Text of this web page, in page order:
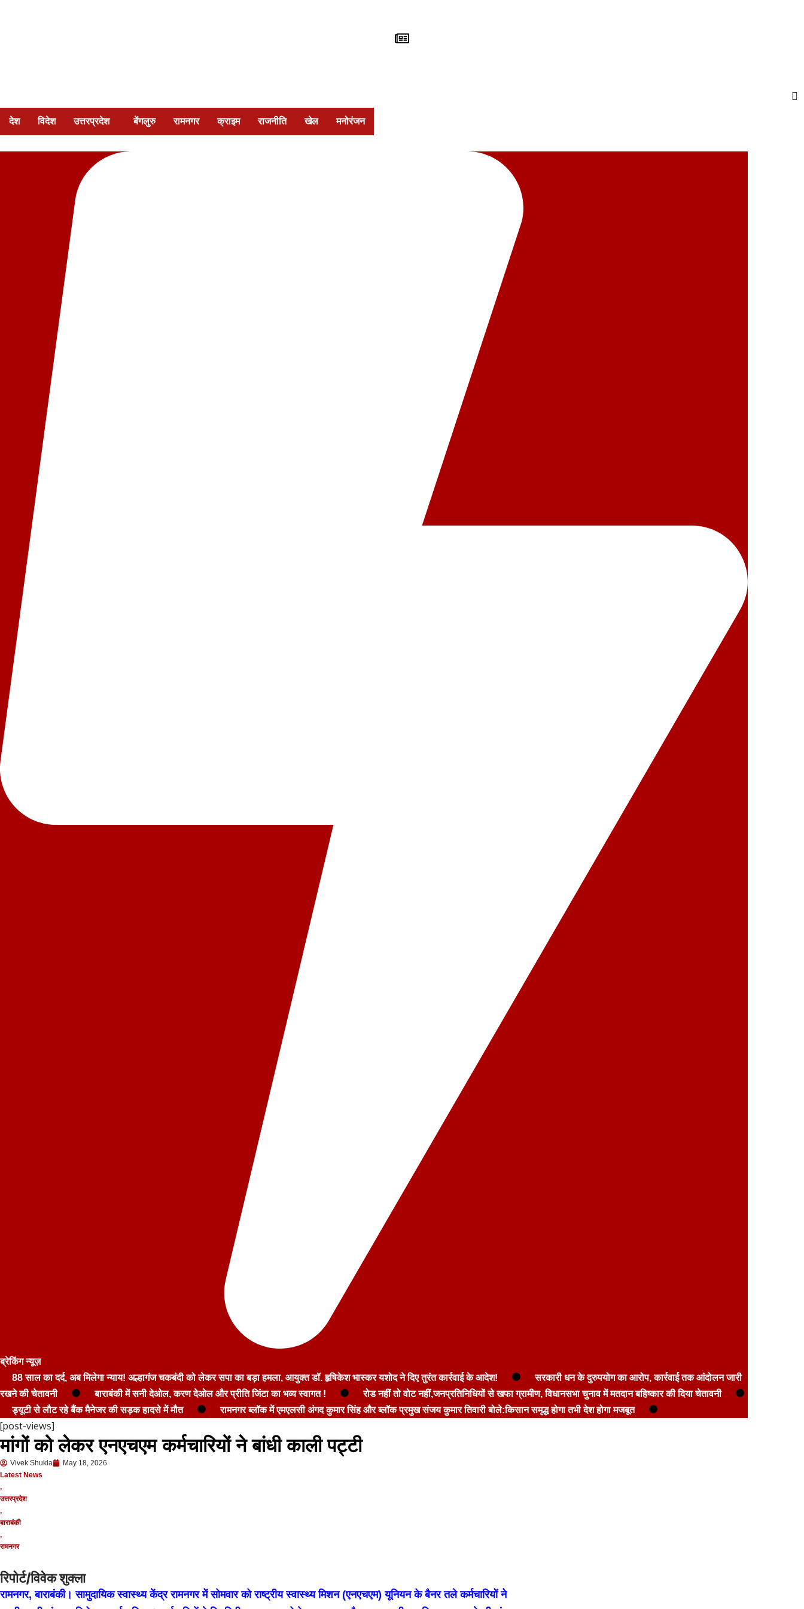
देश विदेश उत्तरप्रदेश बेंगलुरु रामनगर क्राइम राजनीति खेल मनोरंजन
ब्रेकिंग न्यूज़
88 साल का दर्द, अब मिलेगा न्याय! अल्हागंज चकबंदी को लेकर सपा का बड़ा हमला, आयुक्त डॉ. हृषिकेश भास्कर यशोद ने दिए तुरंत कार्रवाई के आदेश!
सरकारी धन के दुरुपयोग का आरोप, कार्रवाई तक आंदोलन जारी
रखने की चेतावनी
बाराबंकी में सनी देओल, करण देओल और प्रीति जिंटा का भव्य स्वागत !
रोड नहीं तो वोट नहीं,जनप्रतिनिधियों से खफा ग्रामीण, विधानसभा चुनाव में मतदान बहिष्कार की दिया चेतावनी
ड्यूटी से लौट रहे बैंक मैनेजर की सड़क हादसे में मौत
रामनगर ब्लॉक में एमएलसी अंगद कुमार सिंह और ब्लॉक प्रमुख संजय कुमार तिवारी बोले:किसान समृद्ध होगा तभी देश होगा मजबूत
[post-views]
मांगों को लेकर एनएचएम कर्मचारियों ने बांधी काली पट्टी
Vivek Shukla
May 18, 2026
Latest News
,
उत्तरप्रदेश
,
बाराबंकी
,
रामनगर
रिपोर्ट/विवेक शुक्ला
रामनगर, बाराबंकी। सामुदायिक स्वास्थ्य केंद्र रामनगर में सोमवार को राष्ट्रीय स्वास्थ्य मिशन (एनएचएम) यूनियन के बैनर तले कर्मचारियों ने